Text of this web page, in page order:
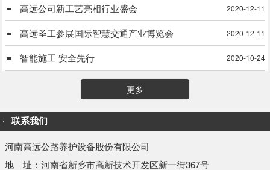
高远公司新工艺亮相行业盛会 2020-12-11
高远圣工参展国际智慧交通产业博览会 2020-12-11
智能施工 安全先行 2020-10-24
更多
联系我们
河南高远公路养护设备股份有限公司
地 址：河南省新乡市高新技术开发区新一街367号